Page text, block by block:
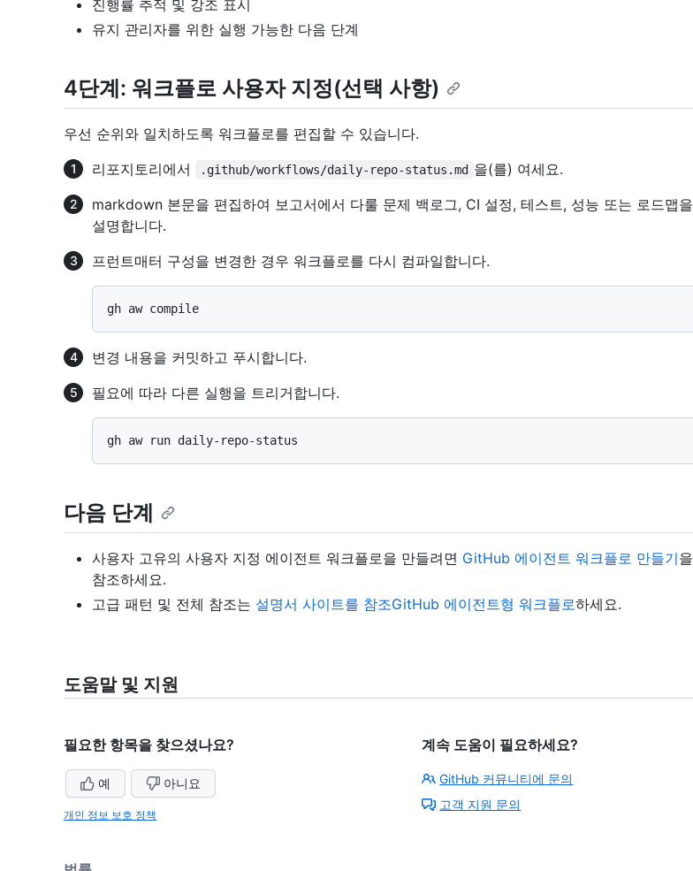
진행률 추적 및 강조 표시
유지 관리자를 위한 실행 가능한 다음 단계
4단계: 워크플로 사용자 지정(선택 사항)
우선 순위와 일치하도록 워크플로를 편집할 수 있습니다.
리포지토리에서
.github/workflows/daily-repo-status.md 을(를) 여세요.
markdown 본문을 편집하여 보고서에서 다룰 문제 백로그, CI 설정, 테스트, 성능 또는 로드맵을
설명합니다.
프런트매터 구성을 변경한 경우 워크플로를 다시 컴파일합니다.
변경 내용을 커밋하고 푸시합니다.
필요에 따라 다른 실행을 트리거합니다.
다음 단계
사용자 고유의 사용자 지정 에이전트 워크플로을 만들려면 GitHub 에이전트 워크플로 만들기을
참조하세요.
고급 패턴 및 전체 참조는 설명서 사이트를 참조GitHub 에이전트형 워크플로하세요.
도움말 및 지원
필요한 항목을 찾으셨나요?
예 아니요
개인 정보 보호 정책
계속 도움이 필요하세요?
GitHub 커뮤니티에 문의
고객 지원 문의